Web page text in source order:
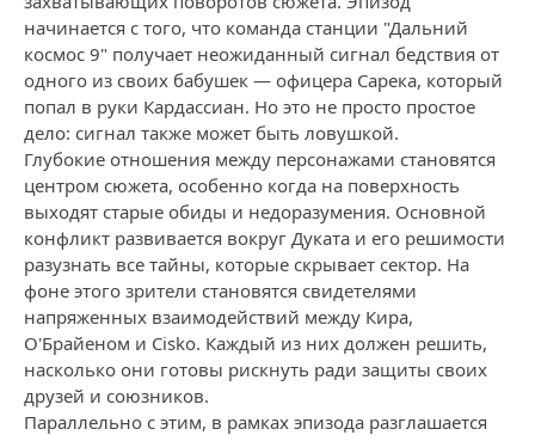
начинается с того, что команда станции "Дальний
космос 9" получает неожиданный сигнал бедствия от
одного из своих бабушек — офицера Сарека, который
попал в руки Кардассиан. Но это не просто простое
дело: сигнал также может быть ловушкой.
Глубокие отношения между персонажами становятся
центром сюжета, особенно когда на поверхность
выходят старые обиды и недоразумения. Основной
конфликт развивается вокруг Дуката и его решимости
разузнать все тайны, которые скрывает сектор. На
фоне этого зрители становятся свидетелями
напряженных взаимодействий между Кира,
О'Брайеном и Сisko. Каждый из них должен решить,
насколько они готовы рискнуть ради защиты своих
друзей и союзников.
Параллельно с этим, в рамках эпизода разглашается